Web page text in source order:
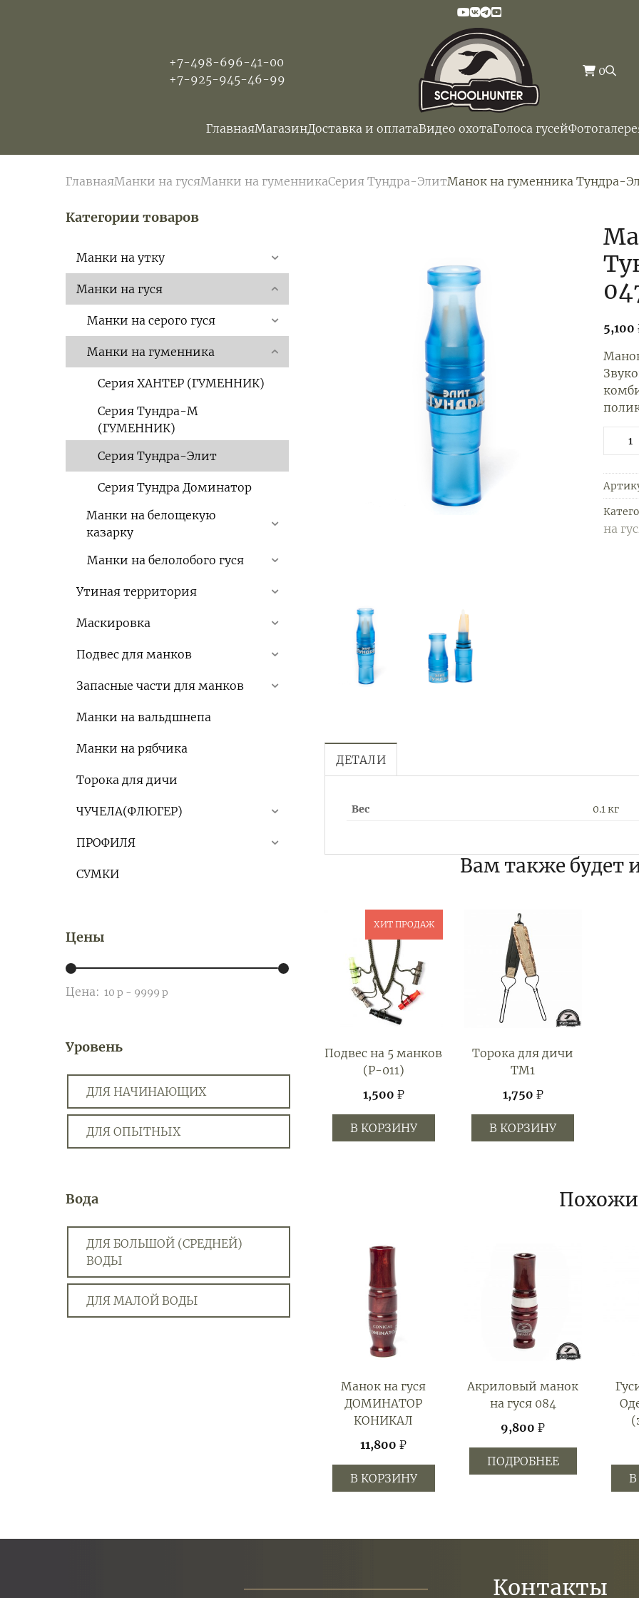
+7-498-696-41-00
+7-925-945-46-99
0
ГлавнаяМагазинДоставка и оплатаВидео охотаГолоса гусей
ГлавнаяМанки на гусяМанки на гуменникаСерия Тундра-ЭлитМанок на гуменника Тундра-
Категории товаров
Манки на утку
Манки на гуся
Манки на серого гуся
Манки на гуменника
Серия ХАНТЕР (ГУМЕННИК)
Серия Тундра-М
(ГУМЕННИК)
Серия Тундра-Элит
Серия Тундра Доминатор
Манки на белощекую
казарку
Манки на белолобого гуся
Утиная территория
Маскировка
Подвес для манков
Запасные части для манков
Манки на вальдшнепа
Манки на рябчика
Торока для дичи
ЧУЧЕЛА(ФЛЮГЕР)
ПРОФИЛЯ
СУМКИ
Цены
Цена:
Уровень
ДЛЯ НАЧИНАЮЩИХ
ДЛЯ ОПЫТНЫХ
Вода
ДЛЯ БОЛЬШОЙ (СРЕДНЕЙ)
ВОДЫ
ДЛЯ МАЛОЙ ВОДЫ
5,100
на
ДЕТАЛИ
Вес 0.1 кг
Вам также будет
Подвес на 5 манков
(P-011)
1,500 ₽
В КОРЗИНУ
ХИТ ПРОДАЖ
Торока для дичи
TM1
1,750 ₽
В КОРЗИНУ
Манок на гуся
ДОМИНАТОР
КОНИКАЛ
11,800₽
В КОРЗИНУ
Акриловый манок
на гуся 084
9,800₽
ПОДРОБНЕЕ
Контакты